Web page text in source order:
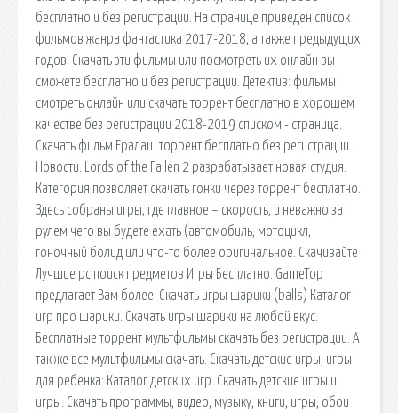
бесплатно и без регистрации. На странице приведен список
фильмов жанра фантастика 2017-2018, а также предыдущих
годов. Скачать эти фильмы или посмотреть их онлайн вы
сможете бесплатно и без регистрации. Детектив: фильмы
смотреть онлайн или скачать торрент бесплатно в хорошем
качестве без регистрации 2018-2019 списком - страница.
Скачать фильм Ералаш торрент бесплатно без регистрации.
Новости. Lords of the Fallen 2 разрабатывает новая студия.
Категория позволяет скачать гонки через торрент бесплатно.
Здесь собраны игры, где главное – скорость, и неважно за
рулем чего вы будете ехать (автомобиль, мотоцикл,
гоночный болид или что-то более оригинальное. Скачивайте
Лучшие pc поиск предметов Игры Бесплатно. GameTop
предлагает Вам более. Скачать игры шарики (balls) Каталог
игр про шарики. Скачать игры шарики на любой вкус.
Бесплатные торрент мультфильмы скачать без регистрации. А
так же все мультфильмы скачать. Скачать детские игры, игры
для ребенка: Каталог детских игр. Скачать детские игры и
игры. Скачать программы, видео, музыку, книги, игры, обои